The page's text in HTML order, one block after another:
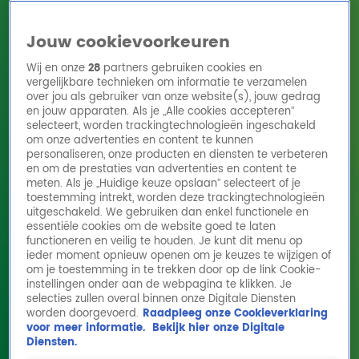
HomeActiesRadioshows DJ'sRadio 10 zendersHitlijsten
Radio luisteren
Volg Radio 10
Zoeken
HomeOnline Radio LuisterenActiesShowsAlle zenders
Ruben van der Meer
30 sep 2025, 10:21
Ruben van der Meer is te gast! Hij neemt zijn favoriete
Jouw cookievoorkeuren
Wij en onze28 partners gebruiken cookies en
vergelijkbare technieken om informatie te verzamelen
over jou als gebruiker van onze website(s), jouw gedrag
en jouw apparaten. Als je „Alle cookies accepteren”
selecteert, worden trackingtechnologieën ingeschakeld
om onze advertenties en content te kunnen
personaliseren, onze producten en diensten te verbeteren
en om de prestaties van advertenties en content te
meten. Als je „Huidige keuze opslaan” selecteert of je
toestemming intrekt, worden deze trackingtechnologieën
uitgeschakeld. We gebruiken dan enkel functionele en
essentiële cookies om de website goed te laten
functioneren en veilig te houden. Je kunt dit menu op
ieder moment opnieuw openen om je keuzes te wijzigen of
om je toestemming in te trekken door op de link Cookie-
instellingen onder aan de webpagina te klikken. Je
selecties zullen overal binnen onze Digitale Diensten
worden doorgevoerd. Raadpleeg onze Cookieverklaring
voor meer informatie. Bekijk hier onze Digitale
Diensten.